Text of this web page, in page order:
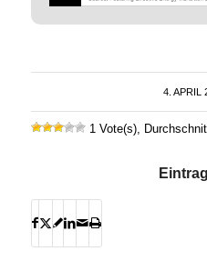
4. APRIL
/
1 Vote(s),